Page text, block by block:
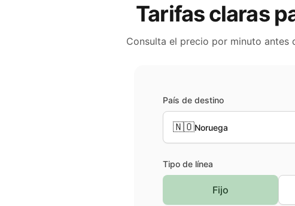
Tarifas claras
Consulta el precio por minuto antes
País de destino
🇳🇴Noruega
Tipo de línea
Fijo